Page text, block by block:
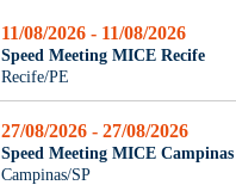
11/08/2026 - 11/08/2026
Speed Meeting MICE Recife
Recife/PE
27/08/2026 - 27/08/2026
Speed Meeting MICE Campinas
Campinas/SP